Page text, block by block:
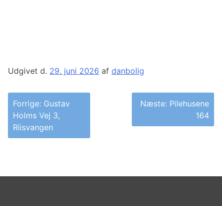
Udgivet d. 29. juni 2026 af danbolig
Indlægsnavigation
Forrige: Gustav
Holms Vej 3,
Riisvangen
Næste: Pilehusene
164